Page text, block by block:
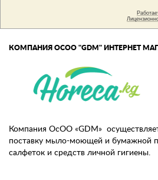
КОМПАНИЯ ОСОО "GDM" ИНТЕРНЕТ
Компания ОсОО «GDM»
поставку мыло-моющей и бумажной
салфеток и средств личной гигиены.